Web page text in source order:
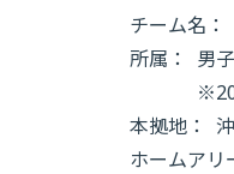
チーム名：
所属：
男
本拠地：
ホームアリ